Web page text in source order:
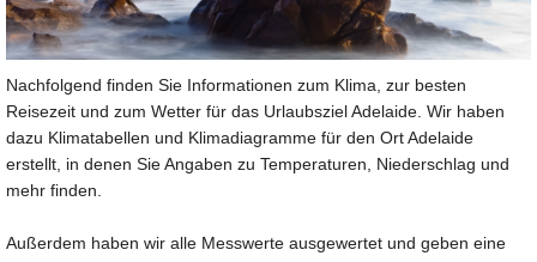
Nachfolgend finden Sie Informationen zum Klima, zur besten
Reisezeit und zum Wetter für das Urlaubsziel Adelaide. Wir haben
dazu Klimatabellen und Klimadiagramme für den Ort Adelaide
erstellt, in denen Sie Angaben zu Temperaturen, Niederschlag und
mehr finden.
Außerdem haben wir alle Messwerte ausgewertet und geben eine